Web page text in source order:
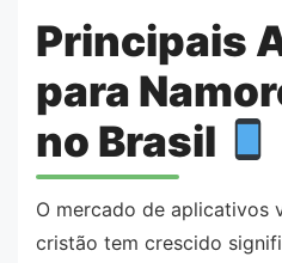
Principais
para
no Brasil
O mercado de aplicativos
cristão tem crescido